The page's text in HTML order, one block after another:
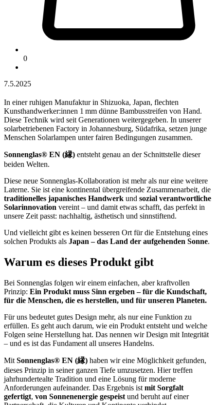
0
7.5.2025
In einer ruhigen Manufaktur in Shizuoka, Japan, flechten
Kunsthandwerker:innen 1 mm dünne Bambusstreifen von Hand.
Diese Technik wird seit Generationen weitergegeben. In unserer
solarbetriebenen Factory in Johannesburg, Südafrika, setzen junge
Menschen Solarlampen unter fairen Bedingungen zusammen.
Sonnenglas® EN (縁) entsteht genau an der Schnittstelle dieser
beiden Welten.
Diese neue Sonnenglas-Kollaboration ist mehr als nur eine weitere
Laterne. Sie ist eine kontinental übergreifende Zusammenarbeit, die
traditionelles japanisches Handwerk und sozial verantwortliche
Solarinnovation vereint – und damit etwas schafft, das perfekt in
unsere Zeit passt: nachhaltig, ästhetisch und sinnstiftend.
Und vielleicht gibt es keinen besseren Ort für die Entstehung eines
solchen Produkts als Japan – das Land der aufgehenden Sonne.
Warum es dieses Produkt gibt
Bei Sonnenglas folgen wir einem einfachen, aber kraftvollen
Prinzip: Ein Produkt muss Sinn ergeben – für die Kundschaft,
für die Menschen, die es herstellen, und für unseren Planeten.
Für uns bedeutet gutes Design mehr, als nur eine Funktion zu
erfüllen. Es geht auch darum, wie ein Produkt entsteht und welche
Folgen seine Herstellung hat. Das nennen wir Design mit Integrität
– und es ist das Fundament all unseres Handelns.
Mit Sonnenglas® EN (縁) haben wir eine Möglichkeit gefunden,
dieses Prinzip in seiner ganzen Tiefe umzusetzen. Hier treffen
jahrhundertealte Tradition und eine Lösung für moderne
Anforderungen aufeinander. Das Ergebnis ist mit Sorgfalt
gefertigt, von Sonnenenergie gespeist und beruht auf einer